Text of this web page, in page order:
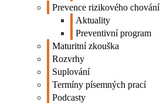
Prevence rizikového chování
Aktuality
Preventivní program
Maturitní zkouška
Rozvrhy
Suplování
Termíny písemných prací
Podcasty